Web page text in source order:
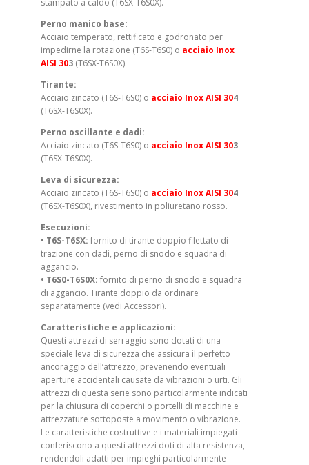
stampato a caldo (T6SX-T6S0X).
Perno manico base:
Acciaio temperato, rettificato e godronato per
impedirne la rotazione (T6S-T6S0) o acciaio Inox
AISI 303 (T6SX-T6S0X).
Tirante:
Acciaio zincato (T6S-T6S0) o acciaio Inox AISI 304
(T6SX-T6S0X).
Perno oscillante e dadi:
Acciaio zincato (T6S-T6S0) o acciaio Inox AISI 303
(T6SX-T6S0X).
Leva di sicurezza:
Acciaio zincato (T6S-T6S0) o acciaio Inox AISI 304
(T6SX-T6S0X), rivestimento in poliuretano rosso.
Esecuzioni:
• T6S-T6SX: fornito di tirante doppio filettato di
trazione con dadi, perno di snodo e squadra di
aggancio.
• T6S0-T6S0X: fornito di perno di snodo e squadra
di aggancio. Tirante doppio da ordinare
separatamente (vedi Accessori).
Caratteristiche e applicazioni:
Questi attrezzi di serraggio sono dotati di una
speciale leva di sicurezza che assicura il perfetto
ancoraggio dell’attrezzo, prevenendo eventuali
aperture accidentali causate da vibrazioni o urti. Gli
attrezzi di questa serie sono particolarmente indicati
per la chiusura di coperchi o portelli di macchine e
attrezzature sottoposte a movimento o vibrazione.
Le caratteristiche costruttive e i materiali impiegati
conferiscono a questi attrezzi doti di alta resistenza,
rendendoli adatti per impieghi particolarmente